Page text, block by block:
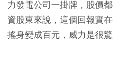
力發電公司一掛牌，股價
資股東來說，這個回報實
搖身變成百元，威力是很驚